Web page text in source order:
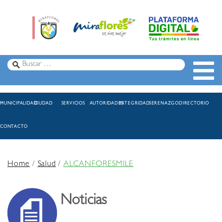
MUNICIPALIDADCIUDAD SERVICIOS AUTORIDADESINTEGRIDADSERENAZGODIRECTORIO
CONTACTO
Home/Salud/ALCANFORESMILE
Noticias